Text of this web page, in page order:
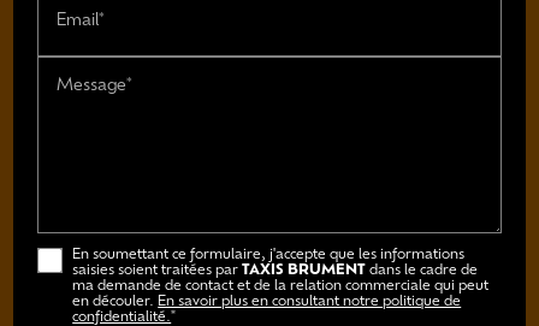
Email*
Message*
En soumettant ce formulaire, j'accepte que les informations
saisies soient traitées parTAXIS BRUMENT dans le cadre de
ma demande de contact et de la relation commerciale qui peut
en découler. En savoir plus en consultant notre politique de
confidentialité.*